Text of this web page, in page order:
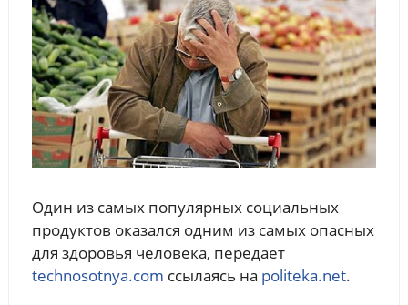
Один из самых популярных социальных
продуктов оказался одним из самых опасных
для здоровья человека, передает
technosotnya.com ссылаясь на politeka.net.